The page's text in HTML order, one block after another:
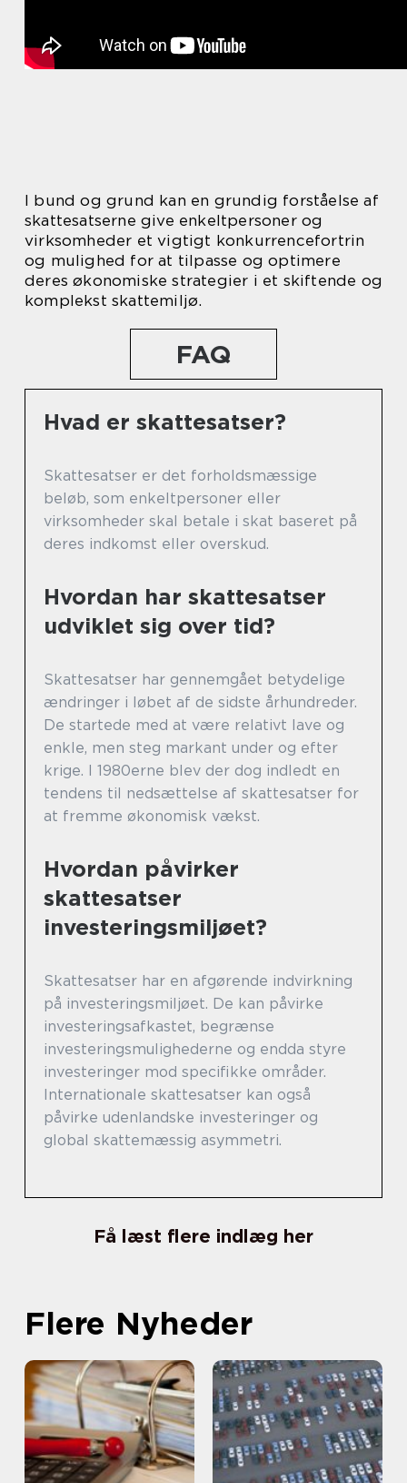
I bund og grund kan en grundig forståelse af
skattesatserne give enkeltpersoner og
virksomheder et vigtigt konkurrencefortrin
og mulighed for at tilpasse og optimere
deres økonomiske strategier i et skiftende og
komplekst skattemiljø.
FAQ
Hvad er skattesatser?
Skattesatser er det forholdsmæssige
beløb, som enkeltpersoner eller
virksomheder skal betale i skat baseret på
deres indkomst eller overskud.
Hvordan har skattesatser
udviklet sig over tid?
Skattesatser har gennemgået betydelige
ændringer i løbet af de sidste århundreder.
De startede med at være relativt lave og
enkle, men steg markant under og efter
krige. I 1980erne blev der dog indledt en
tendens til nedsættelse af skattesatser for
at fremme økonomisk vækst.
Hvordan påvirker
skattesatser
investeringsmiljøet?
Skattesatser har en afgørende indvirkning
på investeringsmiljøet. De kan påvirke
investeringsafkastet, begrænse
investeringsmulighederne og endda styre
investeringer mod specifikke områder.
Internationale skattesatser kan også
påvirke udenlandske investeringer og
global skattemæssig asymmetri.
Få læst flere indlæg her
Flere Nyheder